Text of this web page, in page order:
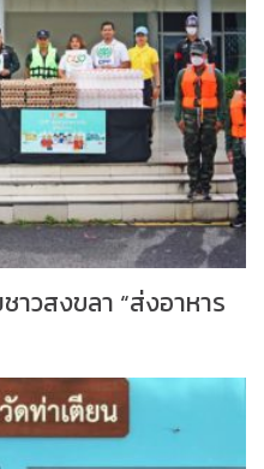
าวสงขลา “ส่งอาหาร